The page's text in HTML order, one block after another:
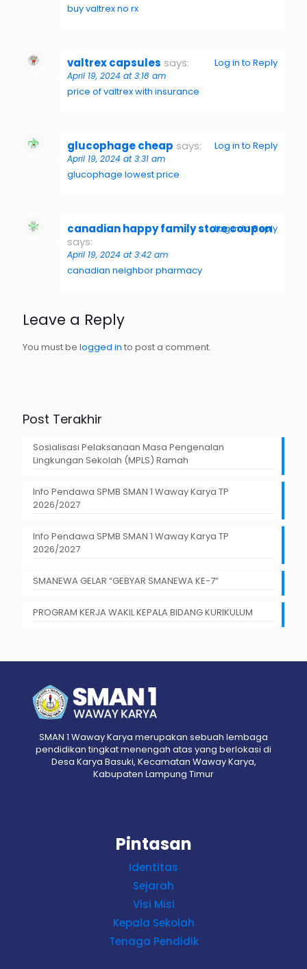
buy valtrex no rx
valtrex capsules says:
April 19, 2024 at 3:18 am
price of valtrex with insurance
Log in to Reply
glucophage cheap says:
April 19, 2024 at 3:31 am
glucophage lowest price
Log in to Reply
canadian happy family store coupon
says:
April 19, 2024 at 3:42 am
canadian neighbor pharmacy
Log in to Reply
Leave a Reply
You must be logged in to post a comment.
Post Terakhir
Sosialisasi Pelaksanaan Masa Pengenalan
Lingkungan Sekolah (MPLS) Ramah
Info Pendawa SPMB SMAN 1 Waway Karya TP
2026/2027
Info Pendawa SPMB SMAN 1 Waway Karya TP
2026/2027
SMANEWA GELAR “GEBYAR SMANEWA KE-7”
PROGRAM KERJA WAKIL KEPALA BIDANG KURIKULUM
SMAN 1 Waway Karya merupakan sebuah lembaga
pendidikan tingkat menengah atas yang berlokasi di
Desa Karya Basuki, Kecamatan Waway Karya,
Kabupaten Lampung Timur
Pintasan
Identitas
Sejarah
Visi Misi
Kepala Sekolah
Tenaga Pendidik